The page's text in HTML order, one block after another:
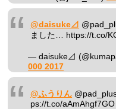
@daisuke⊿
ました… https://t.co/
— daisuke⊿
000 2017
@ふうりん
ps://t.co/aAmAhgf7GO